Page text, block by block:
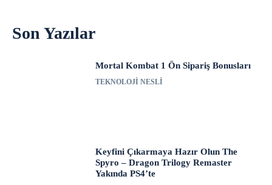
Son Yazılar
Mortal Kombat 1 Ön Sipariş Bonusları
TEKNOLOJI NESLI
Keyfini Çıkarmaya Hazır Olun The
Spyro – Dragon Trilogy Remaster
Yakında PS4’te